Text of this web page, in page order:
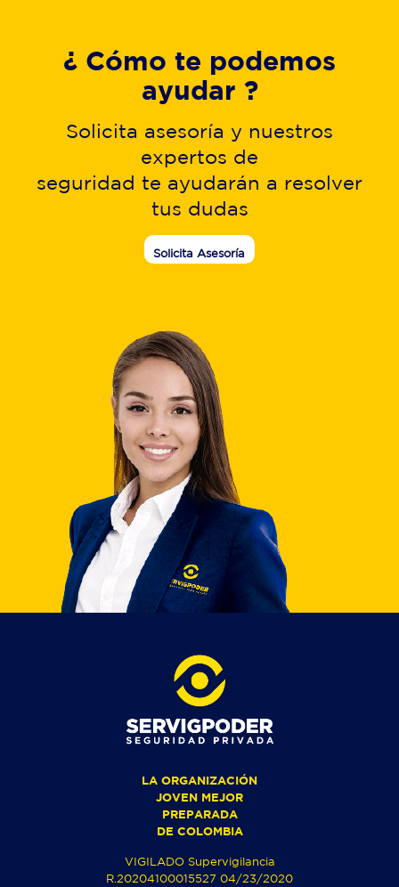
¿ Cómo te podemos
ayudar ?
Solicita asesoría y nuestros
expertos de
seguridad te ayudarán a resolver
tus dudas
Solicita Asesoría
LA ORGANIZACIÓN
JOVEN MEJOR
PREPARADA
DE COLOMBIA
VIGILADO Supervigilancia
R.20204100015527 04/23/2020